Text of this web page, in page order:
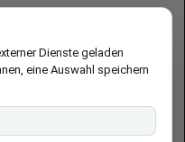
an qualifizierten
angezeigt werden,
Dienste geladen
eine Auswahl speichern